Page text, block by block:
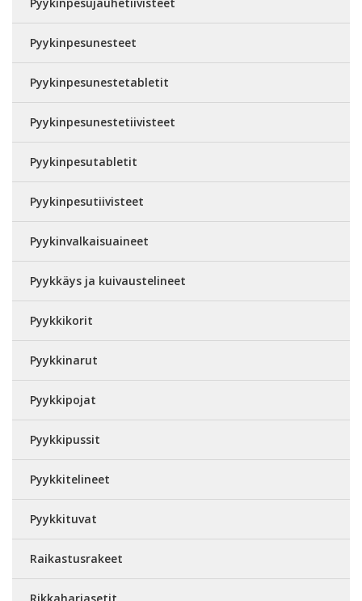
Pyykinpesunesteet
Pyykinpesunestetabletit
Pyykinpesunestetiivisteet
Pyykinpesutabletit
Pyykinpesutiivisteet
Pyykinvalkaisuaineet
Pyykkäys ja kuivaustelineet
Pyykkikorit
Pyykkinarut
Pyykkipojat
Pyykkipussit
Pyykkitelineet
Pyykkituvat
Raikastusrakeet